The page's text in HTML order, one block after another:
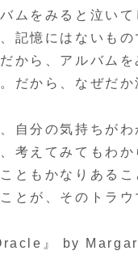
ムをみると泣い
記憶にはないも
から、アルバム
だから、なぜだか
自分の気持ちが
考えてみてもわ
ともかなりある
とが、そのトラウ
』 by